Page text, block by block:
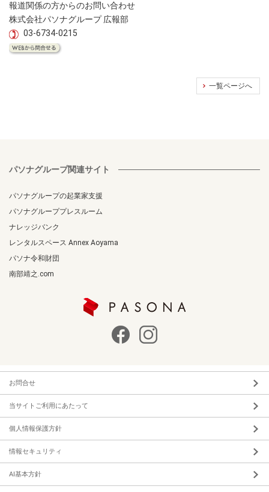
報道関係の方からのお問い合わせ
株式会社パソナグループ 広報部
03-6734-0215
一覧ページへ
パソナグループ関連サイト
パソナグループの起業家支援
パソナグループプレスルーム
ナレッジバンク
レンタルスペース Annex Aoyama
パソナ令和財団
南部靖之.com
お問合せ
当サイトご利用にあたって
個人情報保護方針
情報セキュリティ
AI基本方針